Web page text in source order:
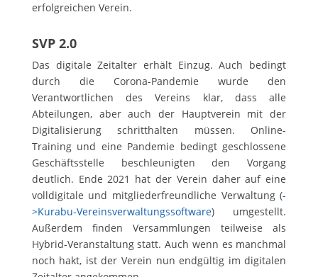
erfolgreichen Verein.
SVP 2.0
Das digitale Zeitalter erhält Einzug. Auch bedingt
durch die Corona-Pandemie wurde den
Verantwortlichen des Vereins klar, dass alle
Abteilungen, aber auch der Hauptverein mit der
Digitalisierung schritthalten müssen. Online-
Training und eine Pandemie bedingt geschlossene
Geschäftsstelle beschleunigten den Vorgang
deutlich. Ende 2021 hat der Verein daher auf eine
volldigitale und mitgliederfreundliche Verwaltung (-
>Kurabu-Vereinsverwaltungssoftware) umgestellt.
Außerdem finden Versammlungen teilweise als
Hybrid-Veranstaltung statt. Auch wenn es manchmal
noch hakt, ist der Verein nun endgültig im digitalen